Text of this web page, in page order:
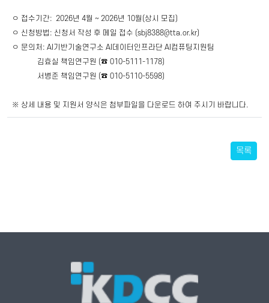
ㅇ 접수기간: 2026년 4월 ~ 2026년 10월(상시 모집)
ㅇ 신청방법: 신청서 작성 후 메일 접수 (sbj8388@tta.or.kr)
ㅇ 문의처: AI기반기술연구소 AI데이터인프라단 AI컴퓨팅지원팀
김효실 책임연구원 (☎ 010-5111-1178)
서병준 책임연구원 (☎ 010-5110-5598)
※ 상세 내용 및 지원서 양식은 첨부파일을 다운로드 하여 주시기 바랍니다.
목록